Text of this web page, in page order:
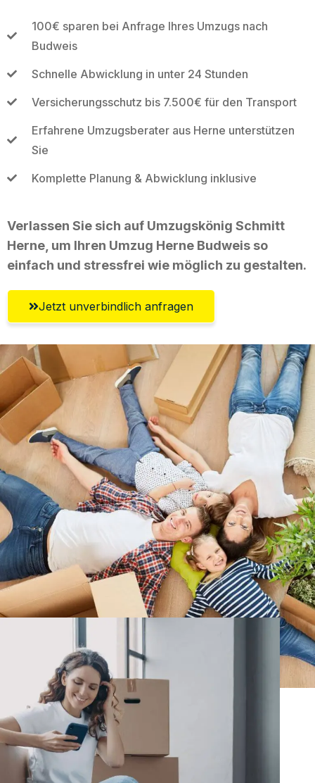
100€ sparen bei Anfrage Ihres Umzugs nach
Budweis
Schnelle Abwicklung in unter 24 Stunden
Versicherungsschutz bis 7.500€ für den Transport
Erfahrene Umzugsberater aus Herne unterstützen
Sie
Komplette Planung & Abwicklung inklusive
Verlassen Sie sich auf Umzugskönig Schmitt
Herne, um Ihren Umzug Herne Budweis so
einfach und stressfrei wie möglich zu gestalten.
Jetzt unverbindlich anfragen